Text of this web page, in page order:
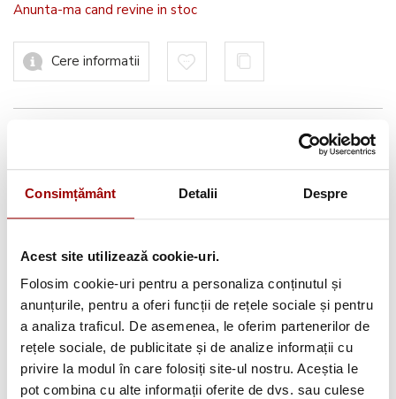
Consimțământ Detalii Despre
Acest site utilizează cookie-uri.
Folosim cookie-uri pentru a personaliza conținutul și
anunțurile, pentru a oferi funcții de rețele sociale și pentru
a analiza traficul. De asemenea, le oferim partenerilor de
rețele sociale, de publicitate și de analize informații cu
privire la modul în care folosiți site-ul nostru. Aceștia le
pot combina cu alte informații oferite de dvs. sau culese
Anunta-ma cand revine in stoc
Cere informatii
Avantajele tale:
Consultantaprofesionala
Deschidere coletla livrare
Pana la12 ratefara dobanda
Retur in 14 zile